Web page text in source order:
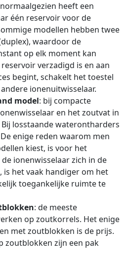
heeft een
één reservoir voor de
modellen hebben twee
waardoor de
op elk moment kan
verzadigd is en aan
begint, schakelt het toestel
ionenuitwisselaar.
model: bij compacte
en het zoutvat in
losstaande waterontharders
enige reden waarom men
kiest, is voor het
ionenwisselaar zich in de
het vaak handiger om het
toegankelijke ruimte te
: de meeste
op zoutkorrels. Het enige
met zoutblokken is de prijs.
zoutblokken zijn een pak